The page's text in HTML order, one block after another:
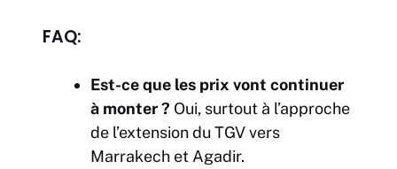
FAQ:
Est-ce que les prix vont continuer
à monter ? Oui, surtout à l’approche
de l’extension du TGV vers
Marrakech et Agadir.